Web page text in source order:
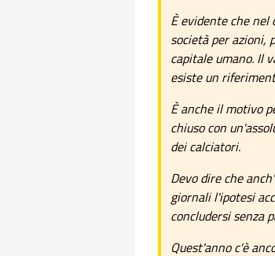
È evidente che
società per azioni,
capitale umano. Il
esiste un
È anche il motivo
chiuso con
dei calciatori.
Devo dire che
giornali l'ipotesi
concludersi senza
Quest'anno c'è